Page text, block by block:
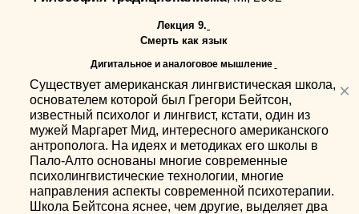
×
Лекция 9.
Смерть как язык
Дигитальное и аналоговое мышление
Существует американская лингвистическая школа,
основателем которой был Грегори Бейтсон,
известный психолог и лингвист, кстати, один из
мужей Маргарет Мид, интересного американского
антрополога. На идеях и методиках его школы в
Пало-Алто основаны многие современные
психолингвистические технологии, многие
направления аспекты современной психотерапии.
Школа Бейтсона яснее, чем другие, выделяет два